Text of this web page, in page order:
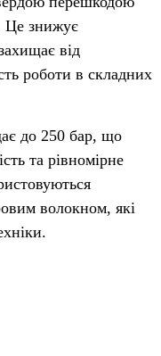
Це знижує
від
роботи в складних
до 250 бар, що
та рівномірне
волокном, які